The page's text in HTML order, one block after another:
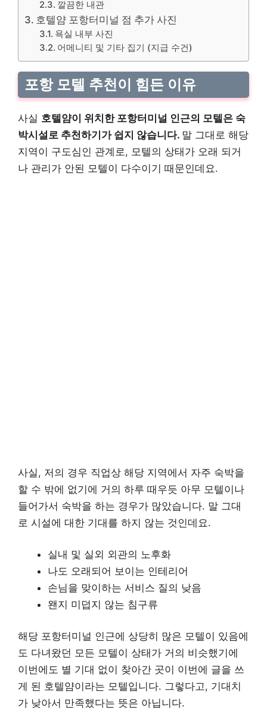
깔끔한 내관
호텔얌 포항터미널 점 추가 사진
욕실 내부 사진
어메니티 및 기타 집기 (지급 수건)
포항 모텔 추천이 힘든 이유
사실 호텔얌이 위치한 포항터미널 인근의 모텔은 숙
박시설로 추천하기가 쉽지 않습니다. 말 그대로 해당
지역이 구도심인 관계로, 모텔의 상태가 오래 되거
나 관리가 안된 모텔이 다수이기 때문인데요.
사실, 저의 경우 직업상 해당 지역에서 자주 숙박을
할 수 밖에 없기에 거의 하루 때우듯 아무 모텔이나
들어가서 숙박을 하는 경우가 많았습니다. 말 그대
로 시설에 대한 기대를 하지 않는 것인데요.
실내 및 실외 외관의 노후화
나도 오래되어 보이는 인테리어
손님을 맞이하는 서비스 질의 낮음
왠지 미덥지 않는 침구류
해당 포항터미널 인근에 상당히 많은 모텔이 있음에
도 다녀왔던 모든 모텔이 상태가 거의 비슷했기에
이번에도 별 기대 없이 찾아간 곳이 이번에 글을 쓰
게 된 호텔얌이라는 모텔입니다. 그렇다고, 기대치
가 낮아서 만족했다는 뜻은 아닙니다.